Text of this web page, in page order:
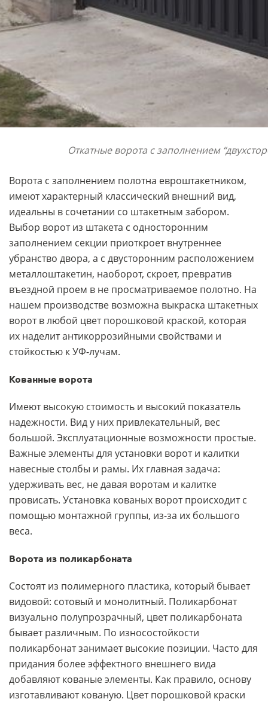
Откатные ворота с заполнением
Ворота с заполнением полотна евроштакетником,
имеют характерный классический внешний вид,
идеальны в сочетании со штакетным забором.
Выбор ворот из штакета с односторонним
заполнением секции приоткроет внутреннее
убранство двора, а с двусторонним расположением
металлоштакетин, наоборот, скроет, превратив
въездной проем в не просматриваемое полотно. На
нашем производстве возможна выкраска штакетных
ворот в любой цвет порошковой краской, которая
их наделит антикоррозийными свойствами и
стойкостью к УФ-лучам.
Кованные ворота
Имеют высокую стоимость и высокий показатель
надежности. Вид у них привлекательный, вес
большой. Эксплуатационные возможности простые.
Важные элементы для установки ворот и калитки
навесные столбы и рамы. Их главная задача:
удерживать вес, не давая воротам и калитке
провисать. Установка кованых ворот происходит с
помощью монтажной группы, из-за их большого
веса.
Ворота из поликарбоната
Состоят из полимерного пластика, который бывает
видовой: сотовый и монолитный. Поликарбонат
визуально полупрозрачный, цвет поликарбоната
бывает различным. По износостойкости
поликарбонат занимает высокие позиции. Часто для
придания более эффектного внешнего вида
добавляют кованые элементы. Как правило, основу
изготавливают кованую. Цвет порошковой краски